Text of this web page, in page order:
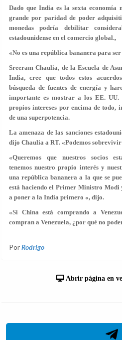
Dado que India es la sexta economía
grande por paridad de poder
monedas podría debilitar
estadounidense en el comercio global.,
«No es una república bananera para
Sreeram Chaulia, de la Escuela de
India, cree que todos estos
búsqueda de fuentes de energía y
importante es mostrar a los EE.
propios intereses por encima de todo,
de una superpotencia.
La amenaza de las sanciones
dijo Chaulia a RT. «Podemos
«Queremos que nuestros socios
tenemos nuestro propio interés y
una república bananera a la que se
está haciendo el Primer Ministro Modi
a poner a la India primero «, dijo.
«Si China está comprando a
compran a Venezuela, ¿por qué no
PorRodrigo
Abrir página en